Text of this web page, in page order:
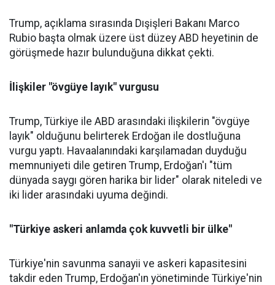
Trump, açıklama sırasında Dışişleri Bakanı Marco
Rubio başta olmak üzere üst düzey ABD heyetinin de
görüşmede hazır bulunduğuna dikkat çekti.
İlişkiler "övgüye layık" vurgusu
Trump, Türkiye ile ABD arasındaki ilişkilerin "övgüye
layık" olduğunu belirterek Erdoğan ile dostluğuna
vurgu yaptı. Havaalanındaki karşılamadan duyduğu
memnuniyeti dile getiren Trump, Erdoğan'ı "tüm
dünyada saygı gören harika bir lider" olarak niteledi ve
iki lider arasındaki uyuma değindi.
"Türkiye askeri anlamda çok kuvvetli bir ülke"
Türkiye'nin savunma sanayii ve askeri kapasitesini
takdir eden Trump, Erdoğan'ın yönetiminde Türkiye'nin